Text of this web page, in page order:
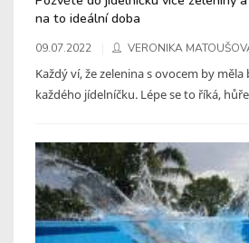
na to ideální doba
09.07.2022 VERONIKA
Každý ví, že zelenina s ovocem by
každého jídelníčku. Lépe se to říká,